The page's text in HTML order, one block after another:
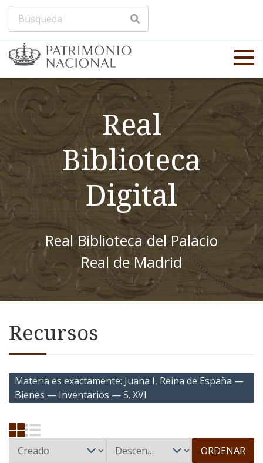
Real
Biblioteca
Digital
Real Biblioteca del Palacio
Real de Madrid
Recursos
Materia es exactamente Juana I, Reina de España —
Bienes — Inventarios — S. XVI
ORDENAR